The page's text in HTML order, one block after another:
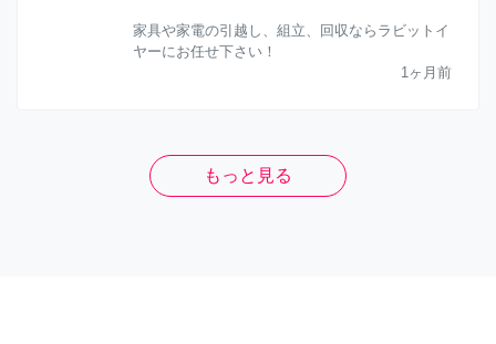
家具や家電の引越し、組立、回収ならラビットイ
ヤーにお任せ下さい！
1ヶ月前
もっと見る